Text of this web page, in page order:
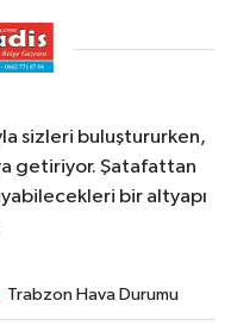
sizleri buluştururken,
getiriyor. Şatafattan
bir altyapı
Trabzon Hava Durumu